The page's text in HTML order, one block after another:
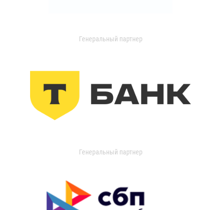
Генеральный партнер
Генеральный партнер